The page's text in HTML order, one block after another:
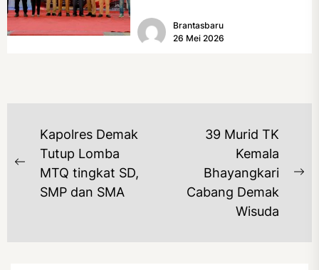
Rumah Tidak Layak Huni...
Brantasbaru
26 Mei 2026
NAVIGASI
POS
Previous
post:
Kapolres Demak
Tutup Lomba
MTQ tingkat SD,
SMP dan SMA
39 Murid TK
Kemala
Bhayangkari
Cabang Demak
Wisuda